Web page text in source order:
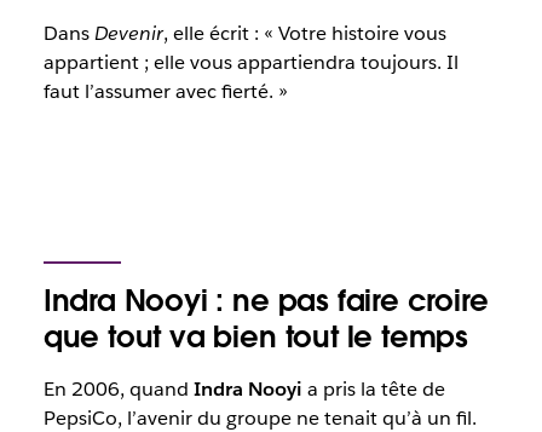
DansDevenir, elle écrit : « Votre histoire vous
appartient ; elle vous appartiendra toujours. Il
faut l’assumer avec fierté. »
Indra Nooyi : ne pas faire croire
que tout va bien tout le temps
En 2006, quand Indra Nooyi a pris la tête de
PepsiCo, l’avenir du groupe ne tenait qu’à un fil.